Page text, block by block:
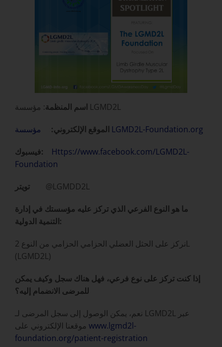
اسم المنظمة : مؤسسة LGMD2L
الموقع الإلكتروني: مؤسسة LGMD2L-Foundation.org
فيسبوك: Https://www.facebook.com/LGMD2L-
Foundation
@LGMDD2L
ما هو النوع الفرعي الذي تركز عليه مؤسستك في إدارة
التنمية الدولية:
نركز على الحثل العضلي الحزامي الحزامي من النوع 2L
(LGMD2L)
إذا كنت تركز على نوع فرعي، فهل هناك سجل وكيف يمكن
للمرضى الانضمام إليه؟
نعم، يمكن الوصول إلى سجل المرضى لـ LGMD2L عبر
www.lgmd2l-
foundation.org/patient-registration